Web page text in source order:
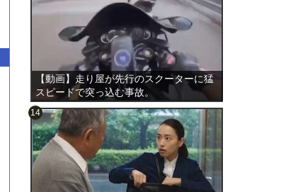
【動画】走り屋が先行のスクーターに猛
スピードで突っ込む事故。